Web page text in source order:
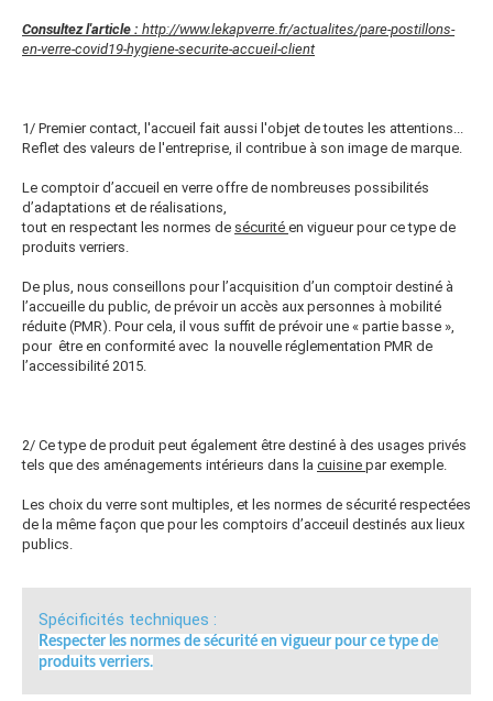
Consultez l'article : http://www.lekapverre.fr/actualites/pare-postillons-
en-verre-covid19-hygiene-securite-accueil-client
1/ Premier contact, l'accueil fait aussi l'objet de toutes les attentions...
Reflet des valeurs de l'entreprise, il contribue à son image de marque.
Le comptoir d’accueil en verre offre de nombreuses possibilités
d’adaptations et de réalisations,
tout en respectant les normes de sécurité en vigueur pour ce type de
produits verriers.
De plus, nous conseillons pour l’acquisition d’un comptoir destiné à
l’accueille du public, de prévoir un accès aux personnes à mobilité
réduite (PMR). Pour cela, il vous suffit de prévoir une « partie basse »,
pour être en conformité avec la nouvelle réglementation PMR de
l’accessibilité 2015.
2/ Ce type de produit peut également être destiné à des usages privés
tels que des aménagements intérieurs dans la cuisine par exemple.
Les choix du verre sont multiples, et les normes de sécurité respectées
de la même façon que pour les comptoirs d’acceuil destinés aux lieux
publics.
Spécificités techniques :
Respecter les normes de sécurité en vigueur pour ce type de
produits verriers.